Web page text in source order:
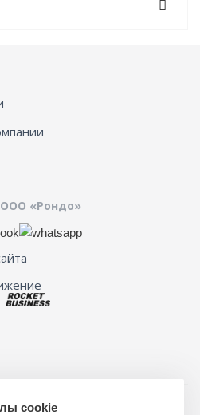
ООО «Рондо»
публичной офертой.
cookie